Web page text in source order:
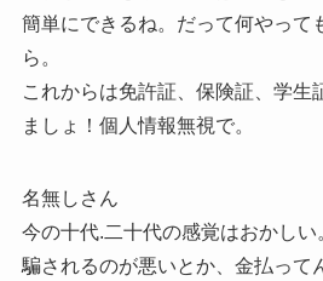
簡単にできるね。だって何やって
ら。
これからは免許証、保険証、学生
ましょ！個人情報無視で。
名無しさん
今の十代.二十代の感覚はおかしい
騙されるのが悪いとか、金払って